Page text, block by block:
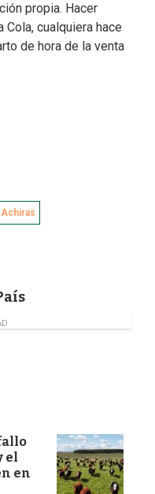
propia. Hacer
cualquiera hace
de hora de la venta
Achiras
el
en